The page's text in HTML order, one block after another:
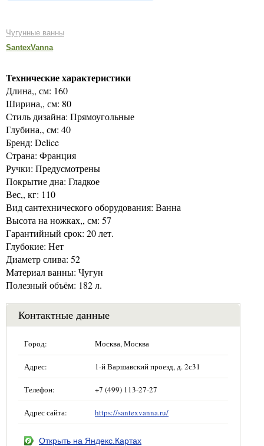
Чугунные ванны
SantexVanna
Технические характеристики
Длина,, см: 160
Ширина,, см: 80
Стиль дизайна: Прямоугольные
Глубина,, см: 40
Бренд: Delice
Страна: Франция
Ручки: Предусмотрены
Покрытие дна: Гладкое
Вес,, кг: 110
Вид сантехнического оборудования: Ванна
Высота на ножках,, см: 57
Гарантийный срок: 20 лет.
Глубокие: Нет
Диаметр слива: 52
Материал ванны: Чугун
Полезный объём: 182 л.
Контактные данные
Город: Москва, Москва
Адрес: 1-й Варшавский проезд, д. 2с31
Телефон: +7 (499) 113-27-27
Адрес сайта: https://santexvanna.ru/
Открыть на Яндекс.Картах